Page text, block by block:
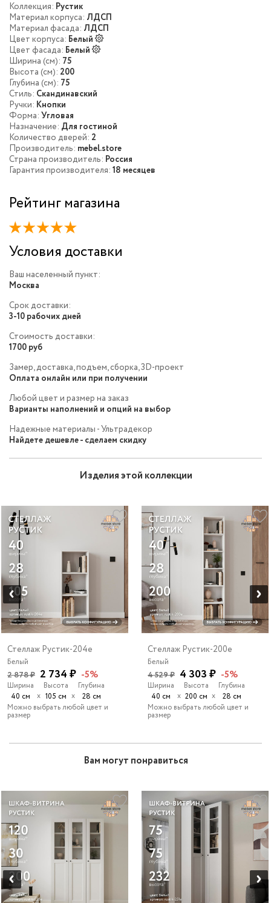
Коллекция: Рустик
Материал корпуса: ЛДСП
Материал фасада: ЛДСП
Цвет корпуса: Белый
Цвет фасада: Белый
Ширина (см): 75
Высота (см): 200
Глубина (см): 75
Стиль: Скандинавский
Ручки: Кнопки
Форма: Угловая
Назначение: Для гостиной
Количество дверей: 2
Производитель: mebel.store
Страна производитель: Россия
Гарантия производителя: 18 месяцев
Рейтинг магазина
Условия доставки
Ваш населенный пункт:
Москва
Срок доставки:
3-10 рабочих дней
Стоимость доставки:
1700 руб
Замер, доставка, подъем, сборка, 3D-проект
Оплата онлайн или при получении
Любой цвет и размер на заказ
Варианты наполнений и опций на выбор
Надежные материалы - Ультрадекор
Найдете дешевле - сделаем скидку
Изделия этой коллекции
Стеллаж Рустик-204e
Белый
2 878 ₽ 2 734 ₽ -5%
Ширина
40 см
х
Высота
105 см х
Глубина
28 см
Можно выбрать любой цвет и
размер
Стеллаж Рустик-200e
Белый
4 529 ₽ 4 303 ₽ -5%
Ширина
40 см
х
Высота
200 см х
Глубина
28 см
Можно выбрать любой цвет и
размер
Вам могут понравиться